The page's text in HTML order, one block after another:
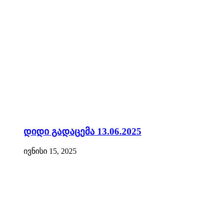
დიდი გადაცემა 13.06.2025
ივნისი 15, 2025